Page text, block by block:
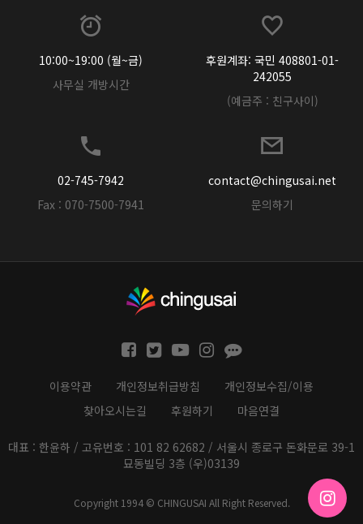
10:00~19:00 (월~금)
사무실 개방시간
후원계좌: 국민 408801-01-
242055
(예금주 : 친구사이)
02-745-7942
Fax : 070-7500-7941
contact@chingusai.net
문의하기
이용약관 개인정보취급방침
개인정보수집/이용
찾아오시는길
후원하기 마음연결
대표 : 한윤하 / 고유번호 : 101 82 62682 / 서울시 종로구 돈화문로 39-1
묘동빌딩 3층 (우)03139
Copyright 1994 © CHINGUSAI All Right Reserved.